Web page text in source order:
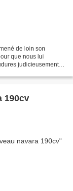
de loin son
que nous lui
judicieusement
190cv